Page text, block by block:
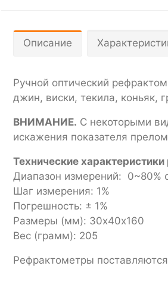
Описание
Ручной оптический
джин, виски, текила, коньяк,
ВНИМАНИЕ. С некоторыми
искажения показателя
Технические
Диапазон измерений: 0~80%
Шаг измерения: 1%
Погрешность: ± 1%
Размеры (мм): 30х40х160
Вес (грамм): 205
Рефрактометры